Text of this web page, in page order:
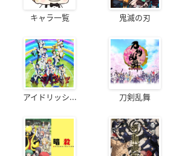
キャラ一覧 鬼滅の刃
アイドリッシ... 刀剣乱舞